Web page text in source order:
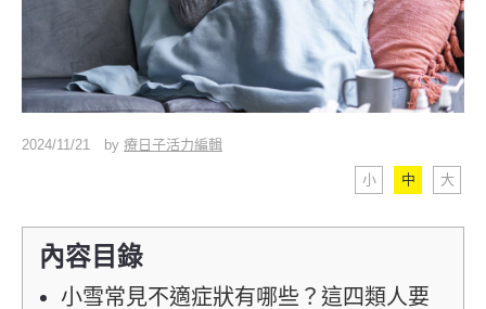
2024/11/21 by 療日子活力編輯
小 中 大
內容目錄
小雪常見不適症狀有哪些？這四類人要